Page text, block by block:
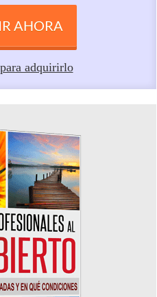
AHORA
adquirirlo